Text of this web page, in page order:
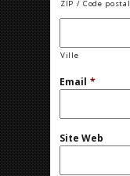
ZIP / Code postal
Ville
Email *
Site Web